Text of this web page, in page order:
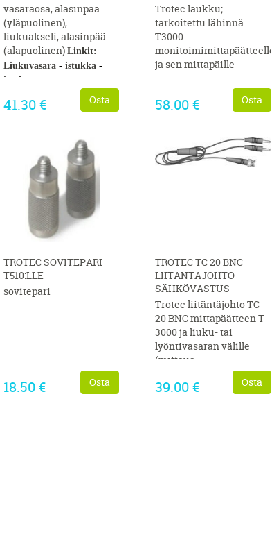
vasaraosa, alasinpää
(yläpuolinen),
liukuakseli, alasinpää
(alapuolinen) Linkit:
Liukuvasara-istukka-
istukan
johto (vastusmittaus)
elektrodit L=45 mm,
liukuvasara
alasin yläosa
41.30 € Osta
Trotec laukku;
tarkoitettu lähinnä
T3000
monitoimimittapäätteelle
ja sen mittapäille
58.00 € Osta
TROTEC SOVITEPARI
T510:LLE
sovitepari
18.50 € Osta
TROTEC TC 20 BNC
LIITÄNTÄJOHTO
SÄHKÖVASTUS
Trotec liitäntäjohto TC
20 BNC mittapäätteen T
3000 ja liuku- tai
lyöntivasaran välille
(mittaus
sähkövastusperiaatteella)
39.00 € Osta